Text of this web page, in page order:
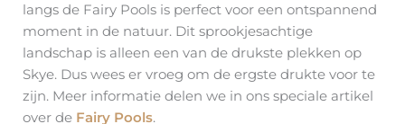
langs de Fairy Pools is perfect voor een ontspannend
moment in de natuur. Dit sprookjesachtige
landschap is alleen een van de drukste plekken op
Skye. Dus wees er vroeg om de ergste drukte voor te
zijn. Meer informatie delen we in ons speciale artikel
over de Fairy Pools.